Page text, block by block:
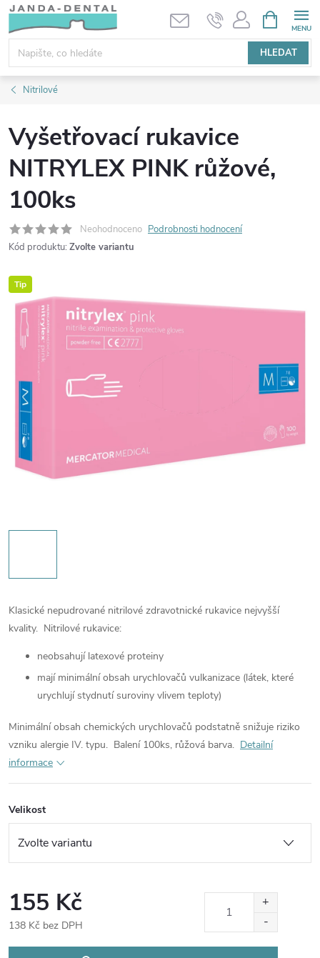
Přejít
obsah
HLEDAT
NÁKUPNÍ
KOŠÍK
Nitrilové
Vyšetřovací rukavice
NITRYLEX PINK růžové,
100ks
Neohodnoceno Podrobnosti hodnocení
Kód produktu: Zvolte variantu
Tip
Klasické nepudrované nitrilové zdravotnické rukavice nejvyšší
kvality. Nitrilové rukavice:
neobsahují latexové proteiny
mají minimální obsah urychlovačů vulkanizace (látek, které
urychlují stydnutí suroviny vlivem teploty)
Minimální obsah chemických urychlovačů podstatně snižuje riziko
vzniku alergie IV. typu. Balení 100ks, růžová barva. Detailní
informace
Velikost
155 Kč
138 Kč bez DPH